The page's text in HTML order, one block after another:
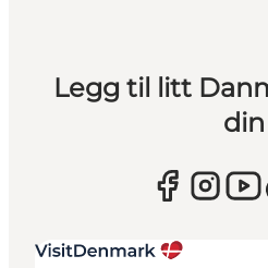
Legg til litt
din